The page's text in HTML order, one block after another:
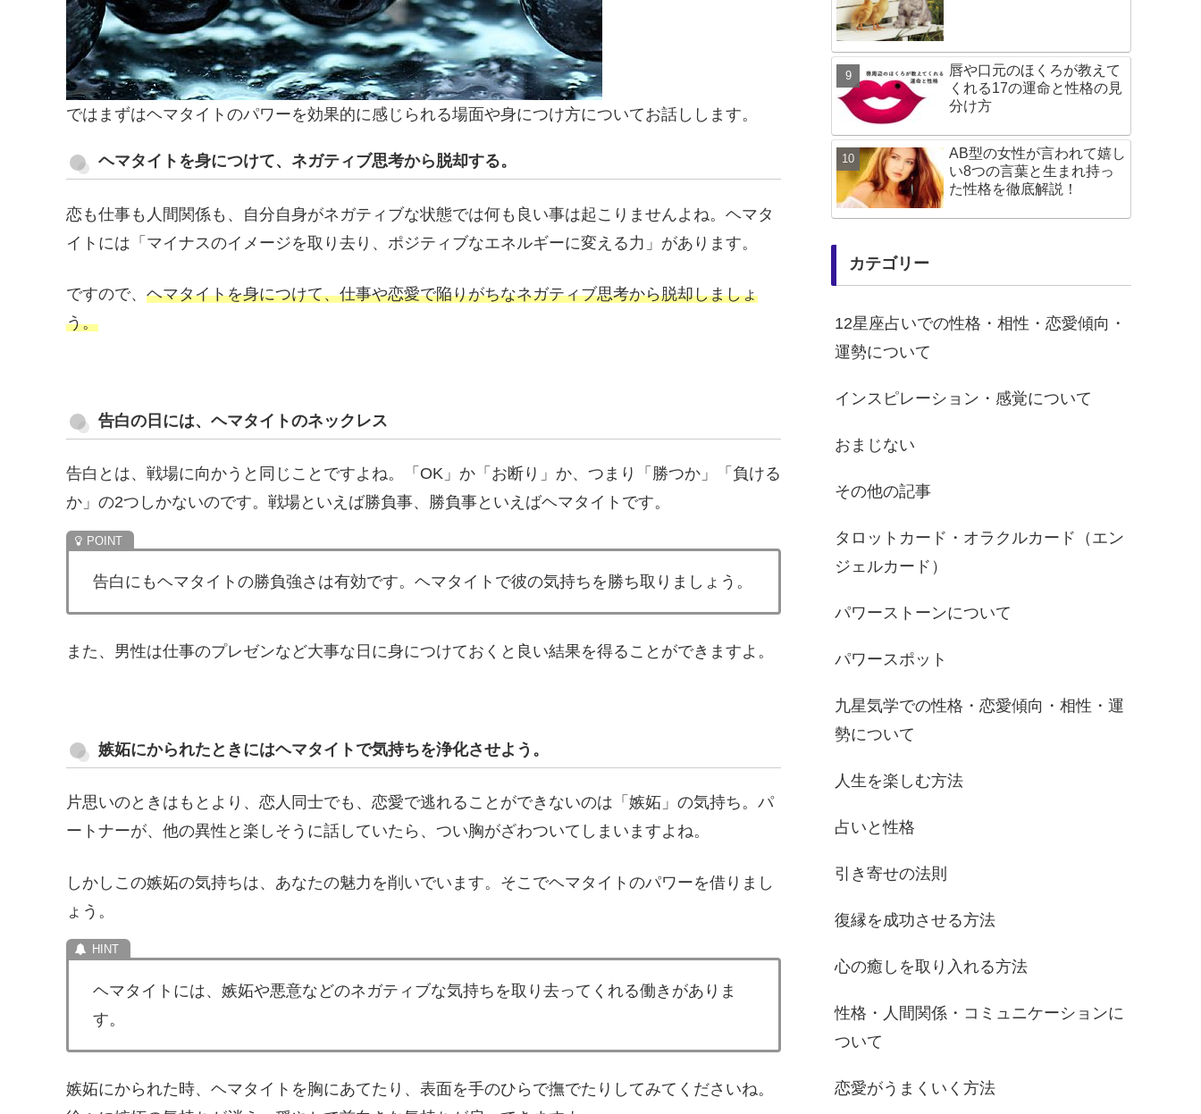
ではまずはヘマタイトのパワーを効果的に感じられる場面や身につけ方についてお話しします。
ヘマタイトを身につけて、ネガティブ思考から脱却する。
恋も仕事も人間関係も、自分自身がネガティブな状態では何も良い事は起こりませんよね。ヘマタ
イトには「マイナスのイメージを取り去り、ポジティブなエネルギーに変える力」があります。
ですので、 ヘマタイトを身につけて、仕事や恋愛で陥りがちなネガティブ思考から脱却しましょ
う。
告白の日には、ヘマタイトのネックレス
告白とは、戦場に向かうと同じことですよね。「OK」か「お断り」か、つまり「勝つか」「負ける
か」の2つしかないのです。戦場といえば勝負事、勝負事といえばヘマタイトです。
告白にもヘマタイトの勝負強さは有効です。ヘマタイトで彼の気持ちを勝ち取りましょう。
また、男性は仕事のプレゼンなど大事な日に身につけておくと良い結果を得ることができますよ。
嫉妬にかられたときにはヘマタイトで気持ちを浄化させよう。
片思いのときはもとより、恋人同士でも、恋愛で逃れることができないのは「嫉妬」の気持ち。パ
ートナーが、他の異性と楽しそうに話していたら、つい胸がざわついてしまいますよね。
しかしこの嫉妬の気持ちは、あなたの魅力を削いでいます。そこでヘマタイトのパワーを借りまし
ょう。
ヘマタイトには、嫉妬や悪意などのネガティブな気持ちを取り去ってくれる働きがありま
す。
嫉妬にかられた時、ヘマタイトを胸にあてたり、表面を手のひらで撫でたりしてみてくださいね。
唇や口元のほくろが教えて
くれる17の運命と性格の見
分け方
AB型の女性が言われて嬉し
い8つの言葉と生まれ持っ
た性格を徹底解説！
カテゴリー
12星座占いでの性格・相性・恋愛傾向・
運勢について
インスピレーション・感覚について
おまじない
その他の記事
タロットカード・オラクルカード（エン
ジェルカード）
パワーストーンについて
パワースポット
九星気学での性格・恋愛傾向・相性・運
勢について
人生を楽しむ方法
占いと性格
引き寄せの法則
復縁を成功させる方法
心の癒しを取り入れる方法
性格・人間関係・コミュニケーションに
ついて
恋愛がうまくいく方法